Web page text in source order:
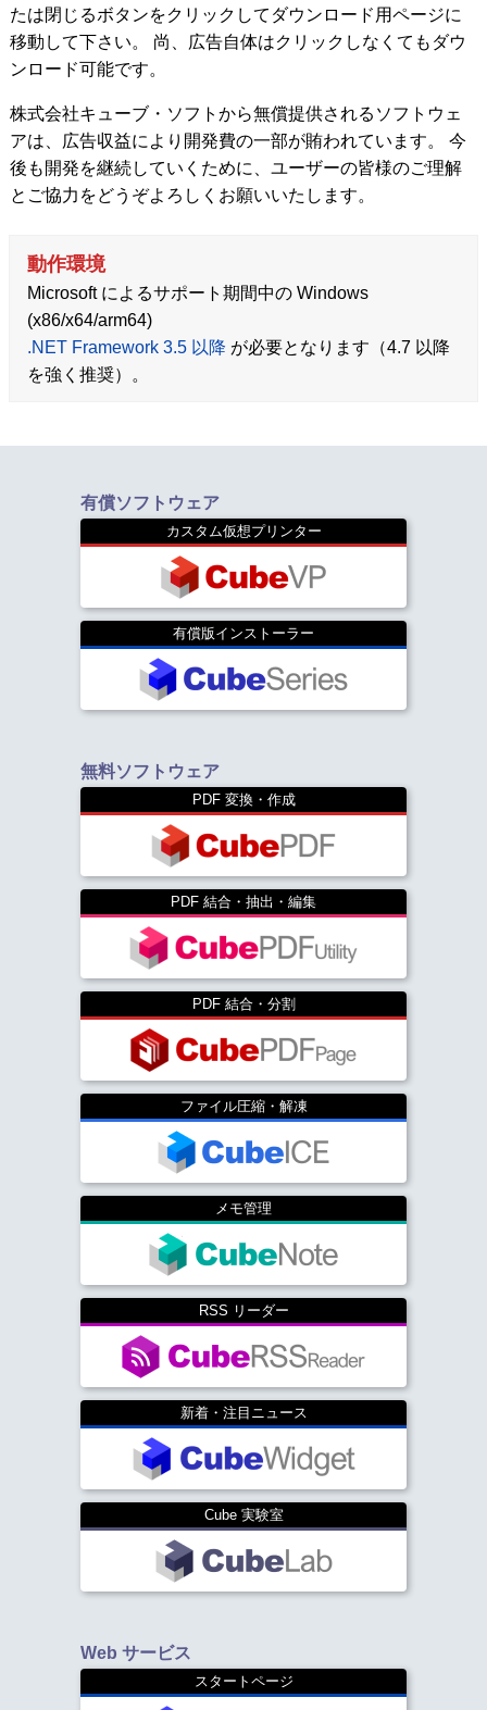
たは閉じるボタンをクリックしてダウンロード用ページに
移動して下さい。 尚、広告自体はクリックしなくてもダウ
ンロード可能です。
株式会社キューブ・ソフトから無償提供されるソフトウェ
アは、広告収益により開発費の一部が賄われています。 今
後も開発を継続していくために、ユーザーの皆様のご理解
とご協力をどうぞよろしくお願いいたします。
動作環境
Microsoft によるサポート期間中の Windows
(x86/x64/arm64)
.NET Framework 3.5 以降 が必要となります（4.7 以降
を強く推奨）。
有償ソフトウェア
カスタム仮想プリンター
有償版インストーラー
無料ソフトウェア
PDF 変換・作成
PDF 結合・抽出・編集
PDF 結合・分割
ファイル圧縮・解凍
メモ管理
RSS リーダー
新着・注目ニュース
Cube 実験室
Web サービス
スタートページ